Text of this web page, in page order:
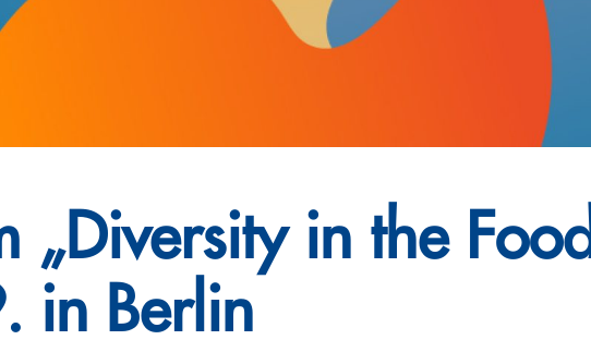
„Diversity in the Food
in Berlin